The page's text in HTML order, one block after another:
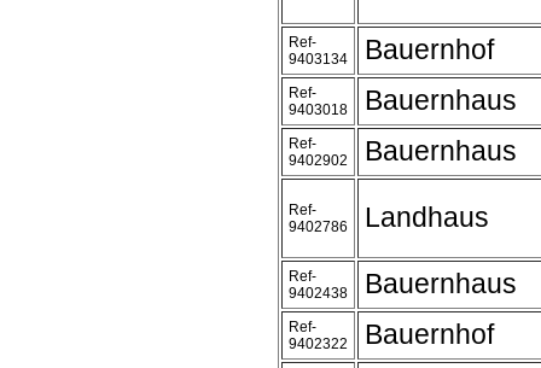
Ref-
9403134
Bauernhof
Ref-
9403018
Bauernhaus
Ref-
9402902
Bauernhaus
Ref-
9402786
Landhaus
Ref-
9402438
Bauernhaus
Ref-
9402322
Bauernhof